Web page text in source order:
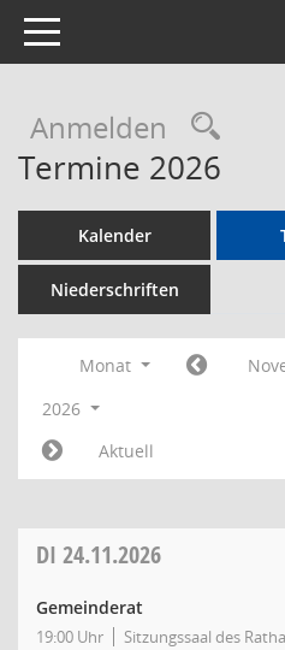
Toggle navigation
Anmelden
Termine 2026
Kalender
Niederschriften
Monat
2026
Aktuell
DI 24.11.2026
Gemeinderat
19:00 Uhr Sitzungssaal des